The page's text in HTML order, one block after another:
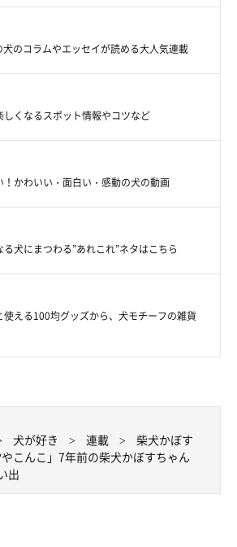
不思議そうな顔をしていましたよ。
犬のコラムやエッセイが読める大人気連載
しくなるスポット情報やコツなど
かわいい・面白い・感動の犬の動画
犬にまつわる”あれこれ”ネタはこちら
える100均グッズから、犬モチーフの雑貨
犬が好き 連載
柴犬かぼす
やこんこ」7年前の柴犬かぼすちゃん
出